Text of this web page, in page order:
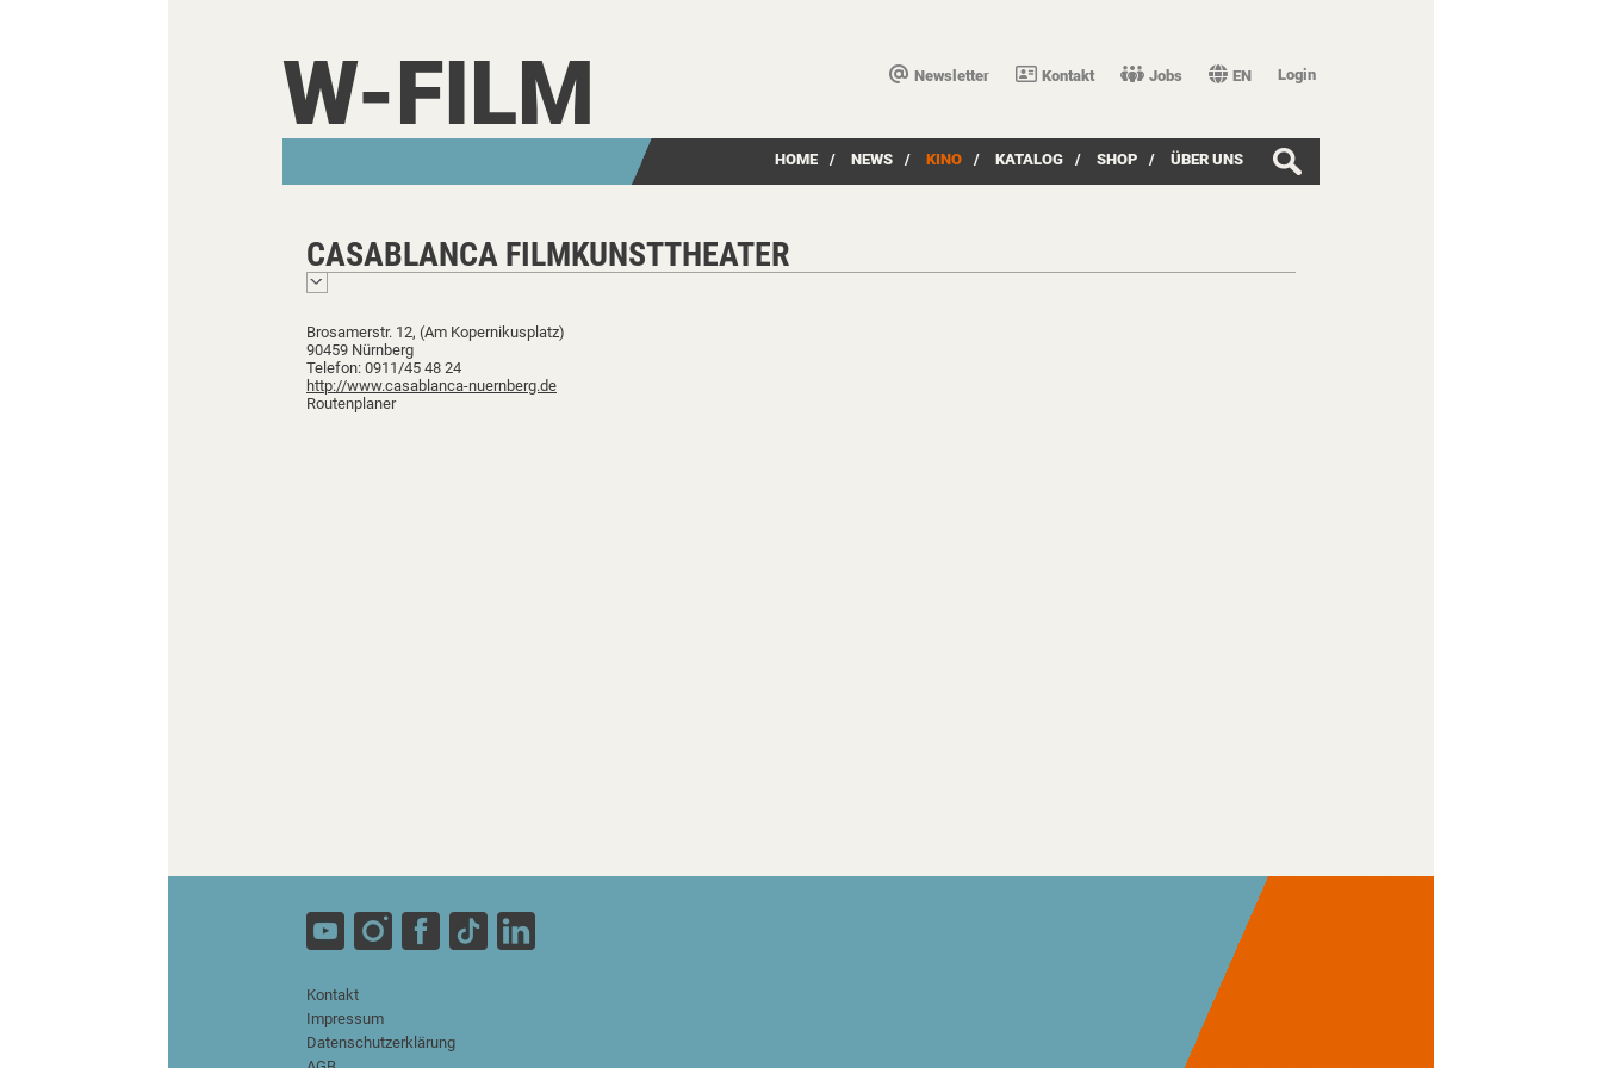
Newsletter Kontakt Jobs EN Login
W-FILM
HOME / NEWS / KINO / KATALOG / SHOP / ÜBER UNS
CASABLANCA FILMKUNSTTHEATER
Brosamerstr. 12, (Am Kopernikusplatz)
90459 Nürnberg
Telefon: 0911/45 48 24
http://www.casablanca-nuernberg.de
Routenplaner
Kontakt
Impressum
Datenschutzerklärung